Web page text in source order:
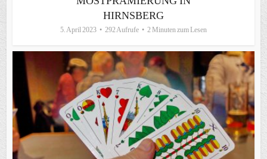
HIRNSBERG
5. April 2023 292 Aufrufe 2 Minuten zum Lesen